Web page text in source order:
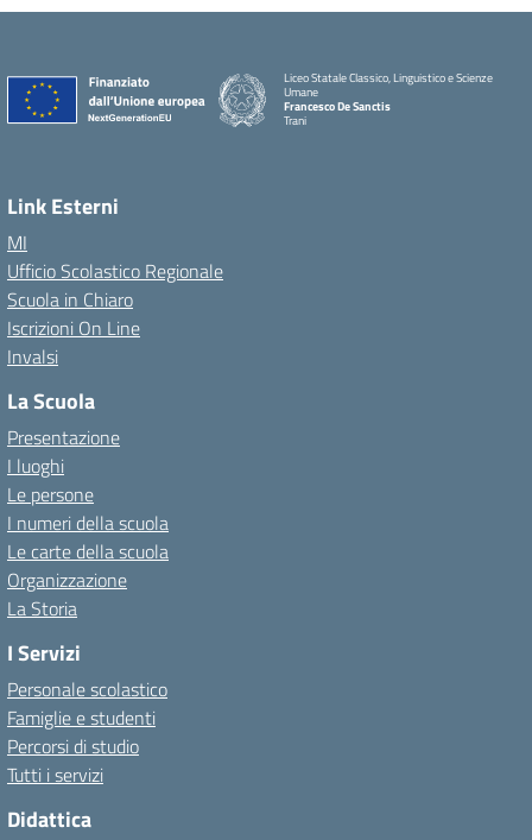
Liceo Statale Classico, Linguistico e Scienze
Umane
Francesco De Sanctis
Trani
Link Esterni
MI
Ufficio Scolastico Regionale
Scuola in Chiaro
Iscrizioni On Line
Invalsi
La Scuola
Presentazione
I luoghi
Le persone
I numeri della scuola
Le carte della scuola
Organizzazione
La Storia
I Servizi
Personale scolastico
Famiglie e studenti
Percorsi di studio
Tutti i servizi
Didattica